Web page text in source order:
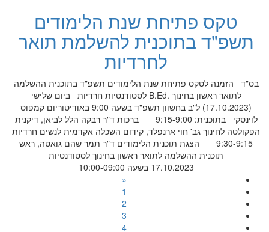
טקס פתיחת שנת הלימודים
תשפ"ד בתוכנית להשלמת תואר
לחרדיות
בס"ד הזמנה לטקס פתיחת שנת הלימודים תשפ"ד בתוכנית ההשלמה
לתואר ראשון בחינוך .B.Ed לסטודנטיות חרדיות ביום שלישי
(17.10.2023) ל"ב בחשוון תשפ"ד בשעה 9:00 באודיטוריום קמפוס
לוינסקי בתוכנית: 9:15-9:00 ברכות ד"ר רבקה הלל לביאן, דיקנית
הפקולטה לחינוך גב' חוי ארנפלד, קידום השכלה אקדמית לנשים חרדיות
9:30-9:15 הצגת תוכנית הלימודים ד"ר תמר שהם גואטה, ראש
תוכנית ההשלמה לתואר ראשון בחינוך לסטודנטיות
17.10.2023 בשעה 10:00-09:00
«
1
2
3
4